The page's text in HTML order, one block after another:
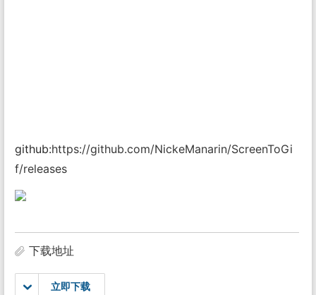
github:https://github.com/NickeManarin/ScreenToGi
f/releases
下载地址
立即下载